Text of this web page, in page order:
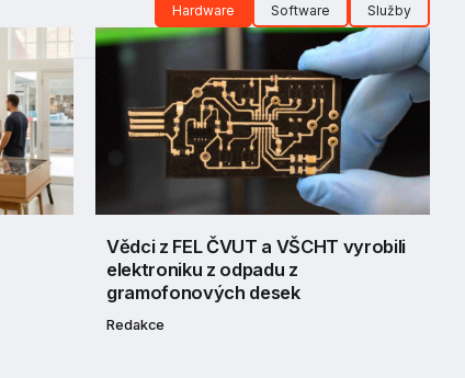
Hardware Software Služby
Vědci z FEL ČVUT a VŠCHT vyrobili
elektroniku z odpadu z
gramofonových desek
Redakce